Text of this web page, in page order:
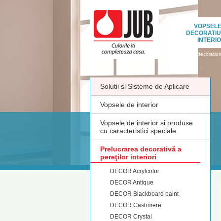
Vopsele si
Solutii si Sisteme de Aplicare
Vopsele de interior
Vopsele de interior si produse
cu caracteristici speciale
Prelucrarea decorativă a
pereţilor interiori
DECOR Acrylcolor
DECOR Antique
DECOR Blackboard paint
DECOR Cashmere
DECOR Crystal